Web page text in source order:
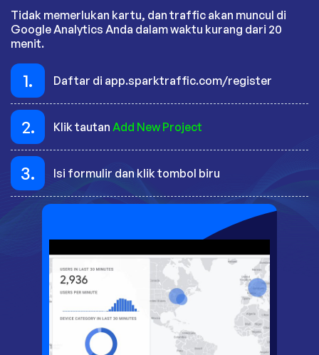
Tidak memerlukan kartu, dan traffic akan muncul di
Google Analytics Anda dalam waktu kurang dari 20
menit.
1. Daftar di app.sparktraffic.com/register
2. Klik tautan Add New Project
3. Isi formulir dan klik tombol biru